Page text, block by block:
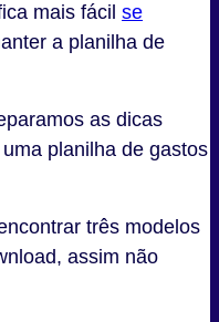
mais fácil se
a planilha de
as dicas
planilha de gastos
três modelos
assim não